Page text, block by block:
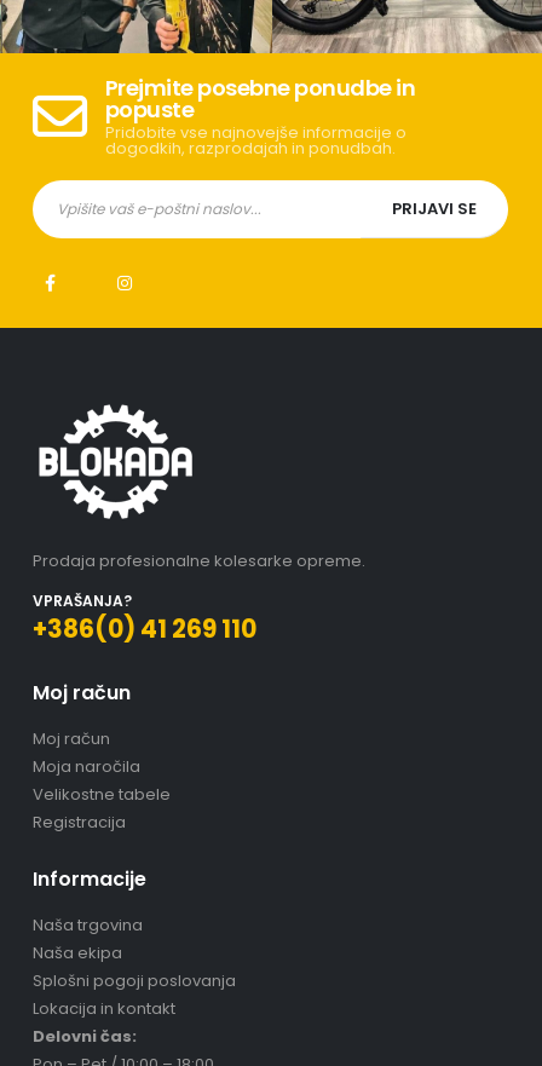
Prejmite posebne ponudbe in
popuste
Pridobite vse najnovejše informacije o
dogodkih, razprodajah in ponudbah.
Prodaja profesionalne kolesarke opreme.
VPRAŠANJA?
+386(0) 41 269 110
Moj račun
Moj račun
Moja naročila
Velikostne tabele
Registracija
Informacije
Naša trgovina
Naša ekipa
Splošni pogoji poslovanja
Lokacija in kontakt
Delovni čas: